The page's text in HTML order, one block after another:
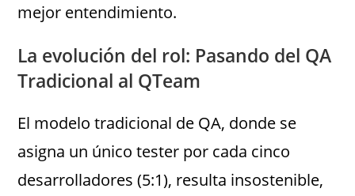
mejor entendimiento.
La evolución del rol: Pasando del QA
Tradicional al QTeam
El modelo tradicional de QA, donde se
asigna un único tester por cada cinco
desarrolladores (5:1), resulta insostenible,